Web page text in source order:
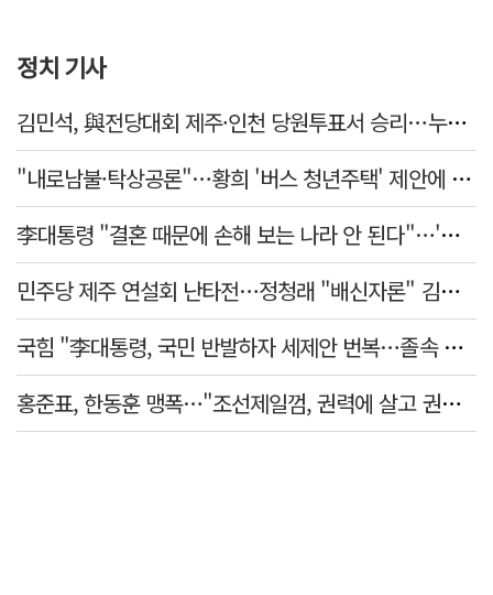
정치 기사
김민석, 與전당대회 제주·인천 당원투표서 승리…누적 득표는 '초박빙'
"내로남불·탁상공론"…황희 '버스 청년주택' 제안에 與 내부서도 쓴소리
李대통령 "결혼 때문에 손해 보는 나라 안 된다"…'결혼 페널티' 22개 손본다
민주당 제주 연설회 난타전…정청래 "배신자론" 김민석 "관리 무능"
국힘 "李대통령, 국민 반발하자 세제안 번복…졸속 국정 즉각 중단"
홍준표, 한동훈 맹폭…"조선제일껌, 권력에 살고 권력에 죽었다"